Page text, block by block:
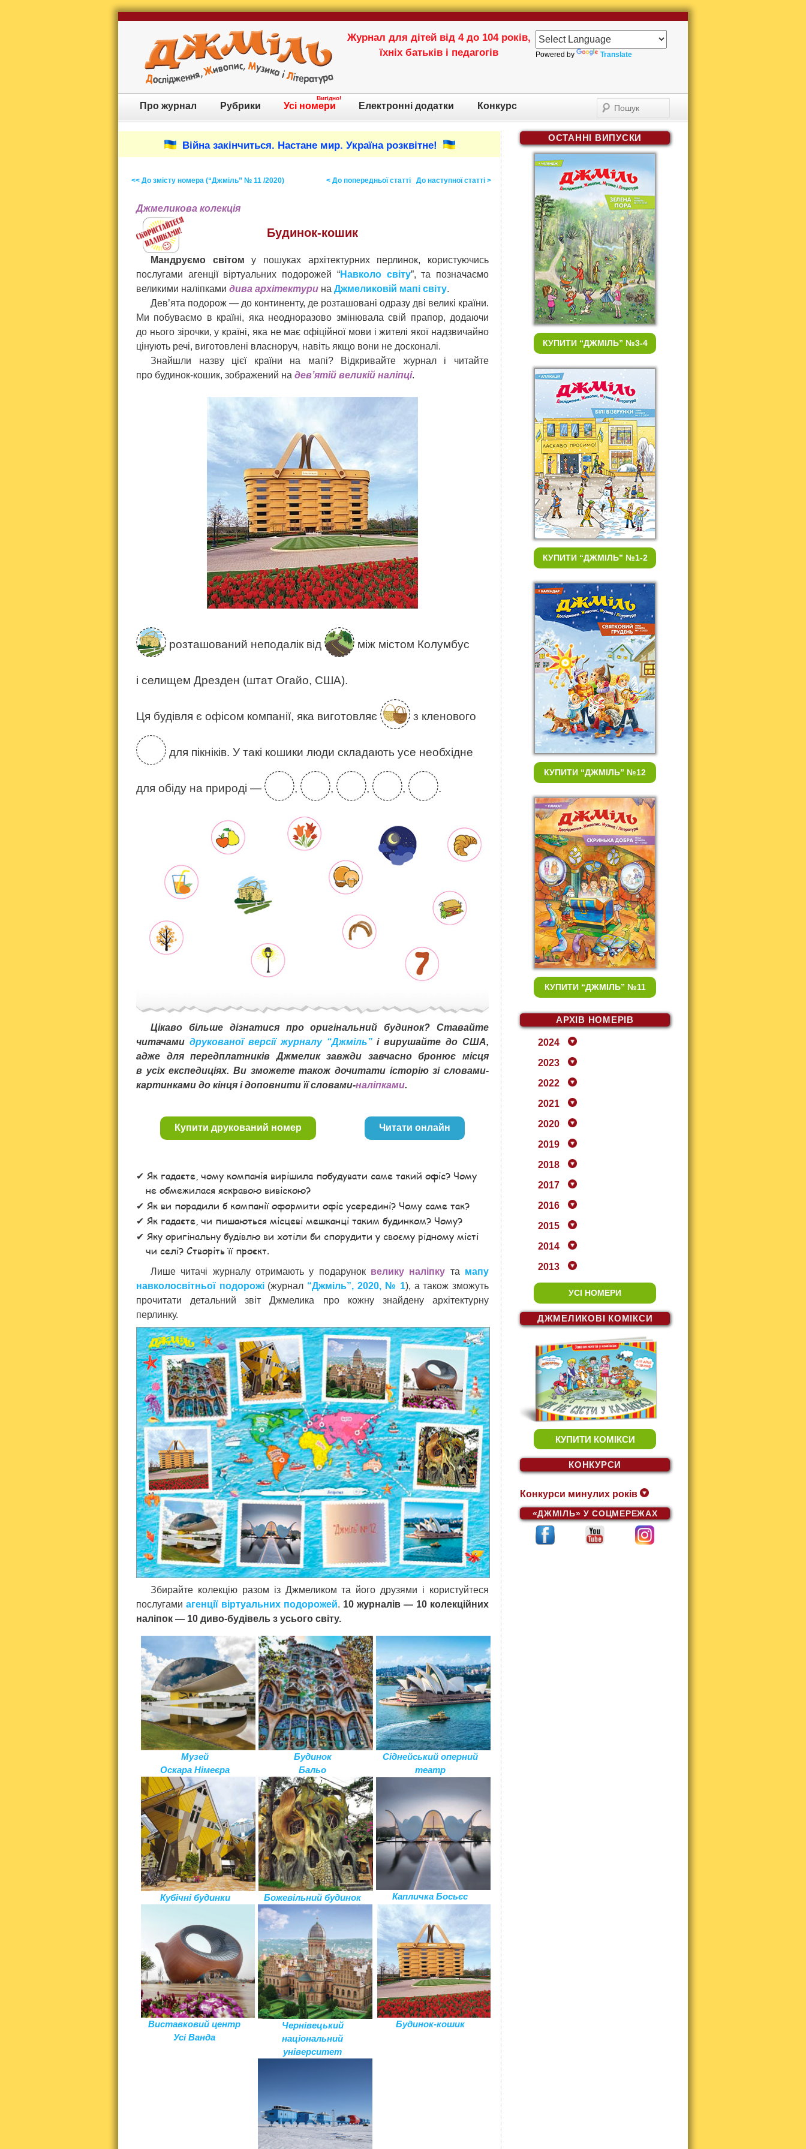
Powered by Translate
Журнал для дітей від 4 до 104 років,
їхніх батьків і педагогів
Про журнал Рубрики Усі номери
Вигідно!
Електронні додатки Конкурс
Війна закінчиться. Настане мир. Україна розквітне!
<< До змісту номера (“Джміль” № 11 /2020) < До попередньої статті До наступної статті >
Джмеликова колекція
Будинок-кошик
Мандруємо світом у пошуках архітектурних перлинок, користуючись
послугами агенції віртуальних подорожей “Навколо світу”, та позначаємо
великими наліпками дива архітектури на Джмеликовій мапі світу.
Дев’ята подорож — до континенту, де розташовані одразу дві великі країни.
Ми побуваємо в країні, яка неодноразово змінювала свій прапор, додаючи
до нього зірочки, у країні, яка не має офіційної мови і жителі якої надзвичайно
цінують речі, виготовлені власноруч, навіть якщо вони не досконалі.
Знайшли назву цієї країни на мапі? Відкривайте журнал і читайте
про будинок-кошик, зображений на дев’ятій великій наліпці.
розташований неподалік від між містом Колумбус
і селищем Дрезден (штат Огайо, США).
Ця будівля є офісом компанії, яка виготовляє з кленового
для пікніків. У такі кошики люди складають усе необхідне
для обіду на природі — , , , , .
Цікаво більше дізнатися про оригінальний будинок? Ставайте
читачами друкованої версії журналу “Джміль”і вирушайте до США,
адже для передплатників Джмелик завжди завчасно бронює місця
в усіх експедиціях. Ви зможете також дочитати історію зі словами-
картинками до кінця і доповнити її словами-наліпками.
Купити друкований номер Читати онлайн
Як гадаєте, чому компанія вирішила побудувати саме такий офіс? Чому
не обмежилася яскравою вивіскою?
Як ви порадили б компанії оформити офіс усередині? Чому саме так?
Як гадаєте, чи пишаються місцеві мешканці таким будинком? Чому?
Яку оригінальну будівлю ви хотіли би спорудити у своєму рідному місті
чи селі? Створіть її проєкт.
Лише читачі журналу отримають у подарунок велику наліпку та мапу
навколосвітньої подорожі(журнал “Джміль”, 2020, № 1), а також зможуть
прочитати детальний звіт Джмелика про кожну знайдену архітектурну
перлинку.
Збирайте колекцію разом із Джмеликом та його друзями і користуйтеся
послугами агенції віртуальних подорожей. 10 журналів — 10 колекційних
наліпок — 10 диво-будівель з усього світу.
Музей
Оскара Німеєра
Будинок
Бальо
Сіднейський оперний
театр
Кубічні будинки Божевільний будинок Капличка Босьєс
Виставковий центр
Усі Ванда
Чернівецький
національний
університет
Будинок-кошик
ОСТАННІ ВИПУСКИ
КУПИТИ “ДЖМІЛЬ” №3-4
КУПИТИ “ДЖМІЛЬ” №1-2
КУПИТИ “ДЖМІЛЬ” №12
КУПИТИ “ДЖМІЛЬ” №11
АРХІВ НОМЕРІВ
2024
2023
2022
2021
2020
2019
2018
2017
2016
2015
2014
2013
УСІ НОМЕРИ
ДЖМЕЛИКОВІ КОМІКСИ
КУПИТИ КОМІКСИ
КОНКУРСИ
Конкурси минулих років
«ДЖМІЛЬ» У СОЦМЕРЕЖАХ